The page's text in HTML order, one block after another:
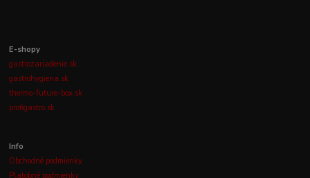
E-shopy
gastrozariadenie.sk
gastrohygiena.sk
thermo-future-box.sk
profigastro.sk
Info
Obchodné podmienky
Platobné podmienky